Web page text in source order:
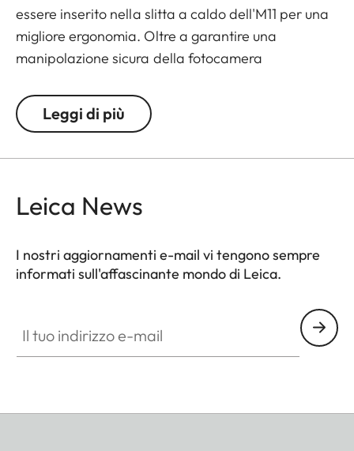
essere inserito nella slitta a caldo dell'M11 per una
migliore ergonomia. Oltre a garantire una
manipolazione sicura della fotocamera
il supporto per il pollice consente anche tempi di
esposizione più lunghi. Grazie al suo design
Leggi di più
Leica News
I nostri aggiornamenti e-mail vi tengono sempre
informati sull'affascinante mondo di Leica.